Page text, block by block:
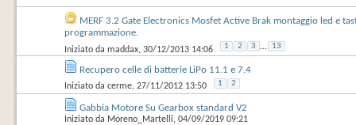
MERF 3.2 Gate Electronics Mosfet Active Brak montaggio led e
programmazione.
Iniziato da maddax‎, 30/12/2013 14:06 1 2 3 ... 13
Recupero celle di batterie LiPo 11.1 e 7.4
Iniziato da cerme‎, 27/11/2012 13:50 1 2
Gabbia Motore Su Gearbox standard V2
Iniziato da Moreno_Martelli‎, 04/09/2019 09:21